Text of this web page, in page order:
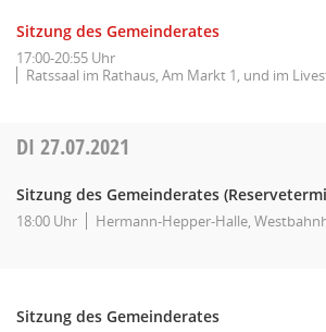
Sitzung des Gemeinderates
17:00-20:55 Uhr
Ratssaal im Rathaus, Am Markt 1, und im
DI27.07.2021
Sitzung des Gemeinderates
18:00 Uhr Hermann-Hepper-Halle,
Sitzung des Gemeinderates